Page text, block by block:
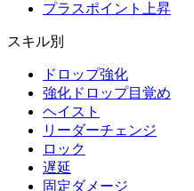
プラスポイント上昇
スキル別
ドロップ強化
強化ドロップ目覚め
ヘイスト
リーダーチェンジ
ロック
遅延
固定ダメージ